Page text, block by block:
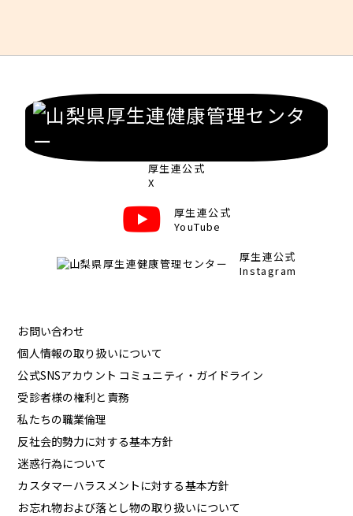
厚生連公式
X
厚生連公式
YouTube
厚生連公式
Instagram
お問い合わせ
個人情報の取り扱いについて
公式SNSアカウント コミュニティ・ガイドライン
受診者様の権利と責務
私たちの職業倫理
反社会的勢力に対する基本方針
迷惑行為について
カスタマーハラスメントに対する基本方針
お忘れ物および落とし物の取り扱いについて